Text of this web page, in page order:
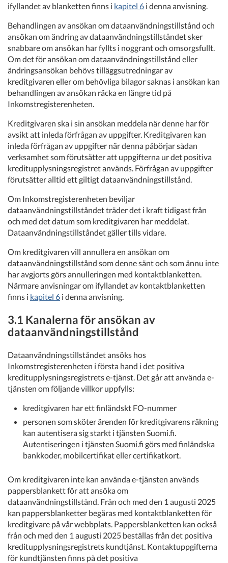
ifyllandet av blanketten finns i kapitel 6 i denna anvisning.
Behandlingen av ansökan om dataanvändningstillstånd och
ansökan om ändring av dataanvändningstillståndet sker
snabbare om ansökan har fyllts i noggrant och omsorgsfullt.
Om det för ansökan om dataanvändningstillstånd eller
ändringsansökan behövs tilläggsutredningar av
kreditgivaren eller om behövliga bilagor saknas i ansökan kan
behandlingen av ansökan räcka en längre tid på
Inkomstregisterenheten.
Kreditgivaren ska i sin ansökan meddela när denne har för
avsikt att inleda förfrågan av uppgifter. Kreditgivaren kan
inleda förfrågan av uppgifter när denna påbörjar sådan
verksamhet som förutsätter att uppgifterna ur det positiva
kreditupplysningsregistret används. Förfrågan av uppgifter
förutsätter alltid ett giltigt dataanvändningstillstånd.
Om Inkomstregisterenheten beviljar
dataanvändningstillståndet träder det i kraft tidigast från
och med det datum som kreditgivaren har meddelat.
Dataanvändningstillståndet gäller tills vidare.
Om kreditgivaren vill annullera en ansökan om
dataanvändningstillstånd som denne sänt och som ännu inte
har avgjorts görs annulleringen med kontaktblanketten.
Närmare anvisningar om ifyllandet av kontaktblanketten
finns i kapitel 6 i denna anvisning.
3.1 Kanalerna för ansökan av
dataanvändningstillstånd
Dataanvändningstillståndet ansöks hos
Inkomstregisterenheten i första hand i det positiva
kreditupplysningsregistrets e-tjänst. Det går att använda e-
tjänsten om följande villkor uppfylls:
kreditgivaren har ett finländskt FO-nummer
personen som sköter ärenden för kreditgivarens räkning
kan autentisera sig starkt i tjänsten Suomi.fi.
Autentiseringen i tjänsten Suomi.fi görs med finländska
bankkoder, mobilcertifikat eller certifikatkort.
Om kreditgivaren inte kan använda e-tjänsten används
pappersblankett för att ansöka om
dataanvändningstillstånd. Från och med den 1 augusti 2025
kan pappersblanketter begäras med kontaktblanketten för
kreditgivare på vår webbplats. Pappersblanketten kan också
från och med den 1 augusti 2025 beställas från det positiva
kreditupplysningsregistrets kundtjänst. Kontaktuppgifterna
för kundtjänsten finns på det positiva